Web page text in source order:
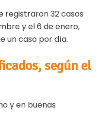
registraron 32 casos
y el 6 de enero,
un caso por día.
según el
y en buenas